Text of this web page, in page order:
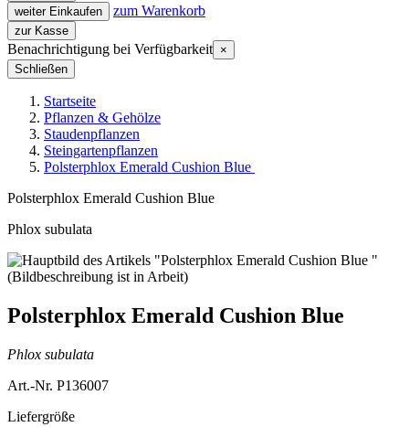
weiter Einkaufen
zum Warenkorb
zur Kasse
Benachrichtigung bei Verfügbarkeit ×
Schließen
Startseite
Pflanzen & Gehölze
Staudenpflanzen
Steingartenpflanzen
Polsterphlox Emerald Cushion Blue
Polsterphlox Emerald Cushion Blue
Phlox subulata
Polsterphlox Emerald Cushion Blue
Phlox subulata
Art.-Nr. P136007
Liefergröße